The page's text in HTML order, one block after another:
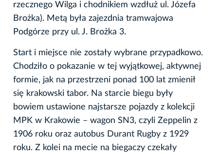
rzecznego Wilga i chodnikiem wzdłuż ul. Józefa
Brożka). Metą była zajezdnia tramwajowa
Podgórze przy ul. J. Brożka 3.
Start i miejsce nie zostały wybrane przypadkowo.
Chodziło o pokazanie w tej wyjątkowej, aktywnej
formie, jak na przestrzeni ponad 100 lat zmienił
się krakowski tabor. Na starcie biegu były
bowiem ustawione najstarsze pojazdy z kolekcji
MPK w Krakowie – wagon SN3, czyli Zeppelin z
1906 roku oraz autobus Durant Rugby z 1929
roku. Z kolei na mecie na biegaczy czekały